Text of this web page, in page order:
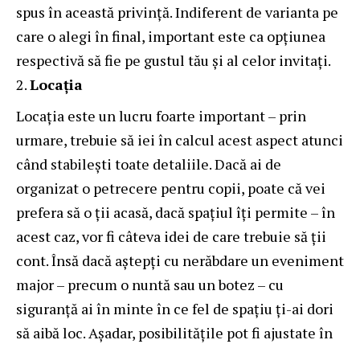
spus în această privință. Indiferent de varianta pe
care o alegi în final, important este ca opțiunea
respectivă să fie pe gustul tău și al celor invitați.
Locația
Locația este un lucru foarte important – prin
urmare, trebuie să iei în calcul acest aspect atunci
când stabilești toate detaliile. Dacă ai de
organizat o petrecere pentru copii, poate că vei
prefera să o ții acasă, dacă spațiul îți permite – în
acest caz, vor fi câteva idei de care trebuie să ții
cont. Însă dacă aștepți cu nerăbdare un eveniment
major – precum o nuntă sau un botez – cu
siguranță ai în minte în ce fel de spațiu ți-ai dori
să aibă loc. Așadar, posibilitățile pot fi ajustate în